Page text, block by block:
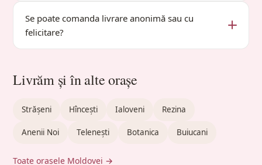
Se poate comanda livrare anonimă sau cu
felicitare?
Livrăm și în alte orașe
Strășeni Hîncești Ialoveni Rezina
Anenii Noi Telenești Botanica Buiucani
Toate orașele Moldovei →